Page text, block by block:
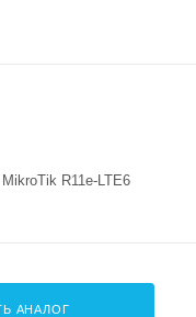
R11e-LTE6
АНАЛОГ